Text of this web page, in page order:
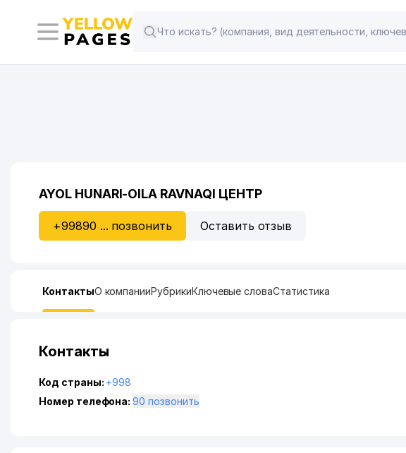
AYOL HUNARI-OILA RAVNAQI ЦЕНТР
+99890 ... позвонить Оставить отзыв
КонтактыО компанииРубрикиКлючевые словаСтатистика
Контакты
Код страны: +998
Номер телефона:
90 позвонить